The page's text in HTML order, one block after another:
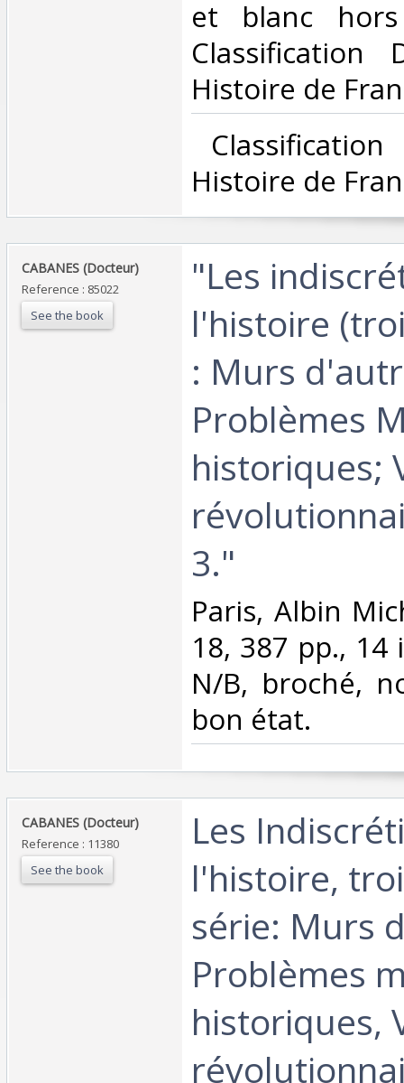
et blanc
Classification
Histoire de
Histoire de
‎CABANES (Docteur)‎
Reference : 85022
See the book
‎"Les
l'histoire
: Murs
Problèmes
historiques;
3."‎
‎Paris, Albin
18, 387 pp.,
N/B, broché,
bon état.‎
‎CABANES (Docteur)‎
Reference : 11380
See the book
‎Les
l'histoire,
série: Murs
Problèmes
historiques,